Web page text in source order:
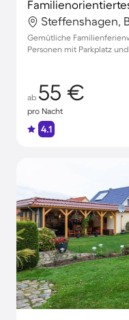
Steffenshagen,
Gemütliche
Personen mit Parkplatz
ab 55 €
pro Nacht
4.1